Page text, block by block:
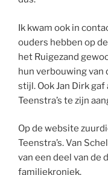
Ik kwam ook in
ouders hebben op
het Ruigezand
hun verbouwing van
stijl. Ook Jan Dirk
Teenstra’s te zijn
Op de website
Teenstra’s. Van
van een deel van de
familiekroniek.